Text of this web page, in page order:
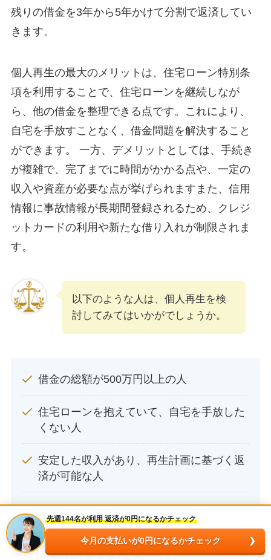
残りの借金を3年から5年かけて分割で返済してい
きます。
個人再生の最大のメリットは、住宅ローン特別条
項を利用することで、住宅ローンを継続しなが
ら、他の借金を整理できる点です。これにより、
自宅を手放すことなく、借金問題を解決すること
ができます。 一方、デメリットとしては、手続き
が複雑で、完了までに時間がかかる点や、一定の
収入や資産が必要な点が挙げられますまた、信用
情報に事故情報が長期間登録されるため、クレジ
ットカードの利用や新たな借り入れが制限されま
す。
以下のような人は、個人再生を検
討してみてはいかがでしょうか。
借金の総額が500万円以上の人
住宅ローンを抱えていて、自宅を手放した
くない人
安定した収入があり、再生計画に基づく返
済が可能な人
自己破産がおすすめな人
先週144名が利用 返済が0円になるかチェック
今月の支払いが0円になるかチェック